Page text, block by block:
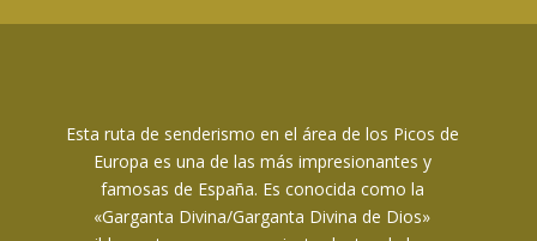
Esta ruta de senderismo en el área de los Picos de
Europa es una de las más impresionantes y
famosas de España. Es conocida como la
«Garganta Divina/Garganta Divina de Dios»